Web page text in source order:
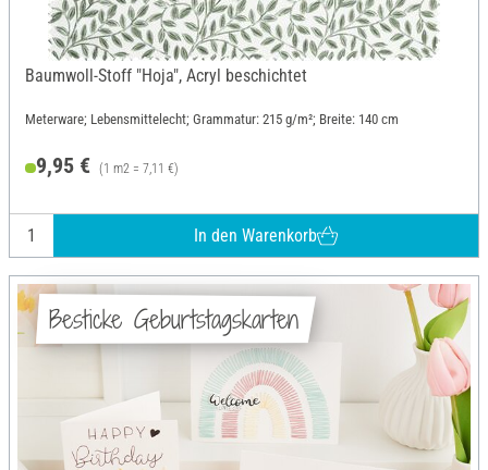
Baumwoll-Stoff "Hoja", Acryl beschichtet
Meterware; Lebensmittelecht; Grammatur: 215 g/m²; Breite: 140 cm
9,95 € (1 m2 = 7,11 €)
In den Warenkorb
Besticke Geburtstagskarten